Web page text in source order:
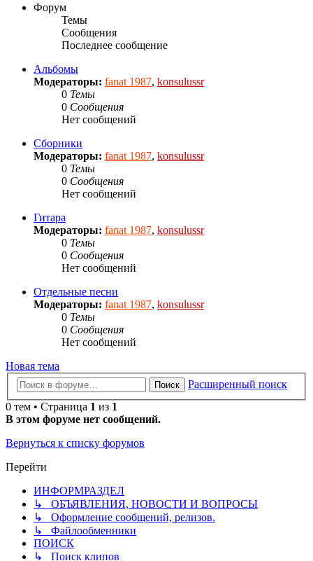
Форум
Темы
Сообщения
Последнее сообщение
Альбомы
Модераторы: fanat 1987, konsulussr
0 Темы
0 Сообщения
Нет сообщений
Сборники
Модераторы: fanat 1987, konsulussr
0 Темы
0 Сообщения
Нет сообщений
Гитара
Модераторы: fanat 1987, konsulussr
0 Темы
0 Сообщения
Нет сообщений
Отдельные песни
Модераторы: fanat 1987, konsulussr
0 Темы
0 Сообщения
Нет сообщений
Новая тема
Поиск
Расширенный поиск
0 тем • Страница 1 из 1
В этом форуме нет сообщений.
Вернуться к списку форумов
Перейти
ИНФОРМРАЗДЕЛ
↳ ОБЪЯВЛЕНИЯ, НОВОСТИ И ВОПРОСЫ
↳ Оформление сообщений, релизов.
↳ Файлообменники
ПОИСК
↳ Поиск клипов